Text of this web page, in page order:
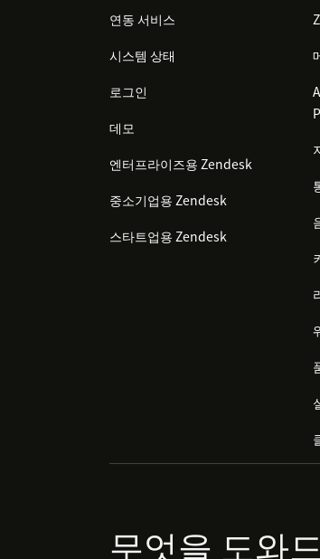
연동 서비스
시스템 상태
로그인
데모
엔터프라이즈용 Zendesk
중소기업용 Zendesk
스타트업용 Zendesk
무엇을 도와